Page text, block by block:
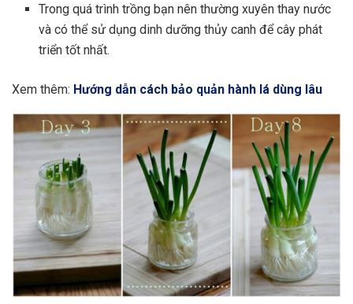
Trong quá trình trồng bạn nên thường xuyên thay nước
và có thể sử dụng dinh dưỡng thủy canh để cây phát
triển tốt nhất.
Xem thêm: Hướng dẫn cách bảo quản hành lá dùng lâu